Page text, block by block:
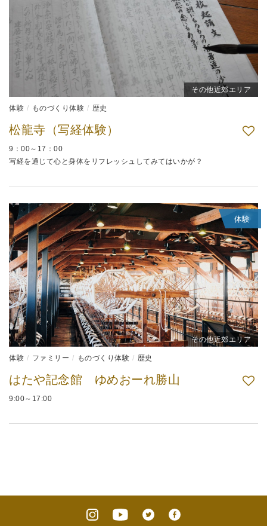
その他近郊エリア
体験 ものづくり体験 歴史
松龍寺（写経体験）
9：00～17：00
写経を通じて心と身体をリフレッシュしてみてはいかが？
体験
その他近郊エリア
体験 ファミリー ものづくり体験 歴史
はたや記念館 ゆめおーれ勝山
9:00～17:00